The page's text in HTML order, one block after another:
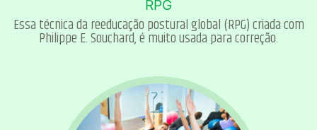
RPG
Essa técnica da reeducação postural global (RPG) criada com
Philippe E. Souchard, é muito usada para correção.